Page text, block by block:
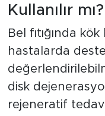
Kullanılır mı?
Bel fıtığında
hastalarda
disk
rejeneratif tedavi